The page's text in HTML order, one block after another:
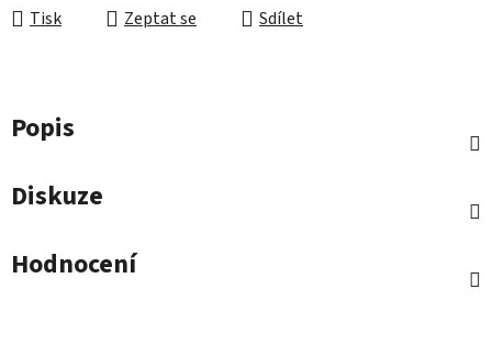
Tisk Zeptat se Sdílet
Popis
Diskuze
Hodnocení